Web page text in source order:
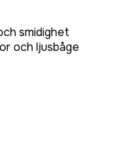
smidighet
och ljusbåge